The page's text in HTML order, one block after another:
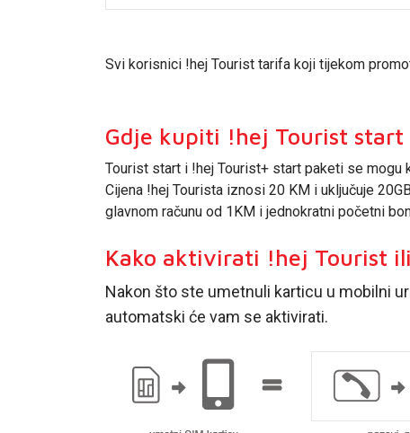
Svi korisnici !hej Tourist tarifa koji tijekom
Gdje kupiti !hej Tourist
Tourist start i !hej Tourist+ start paketi se mogu
Cijena !hej Tourista iznosi 20 KM i uključuje
glavnom računu od 1KM i jednokratni početni
Kako aktivirati !hej Tourist
Nakon što ste umetnuli karticu u mobilni
automatski će vam se aktivirati.